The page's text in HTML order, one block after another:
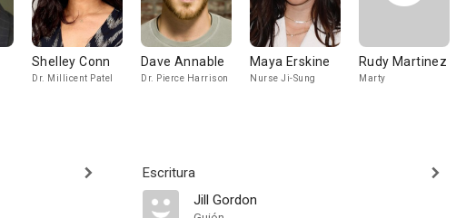
Shelley Conn
Dr. Millicent Patel
Dave Annable
Dr. Pierce Harrison
Maya Erskine
Nurse Ji-Sung
Rudy Martinez
Marty
Escritura
Jill Gordon